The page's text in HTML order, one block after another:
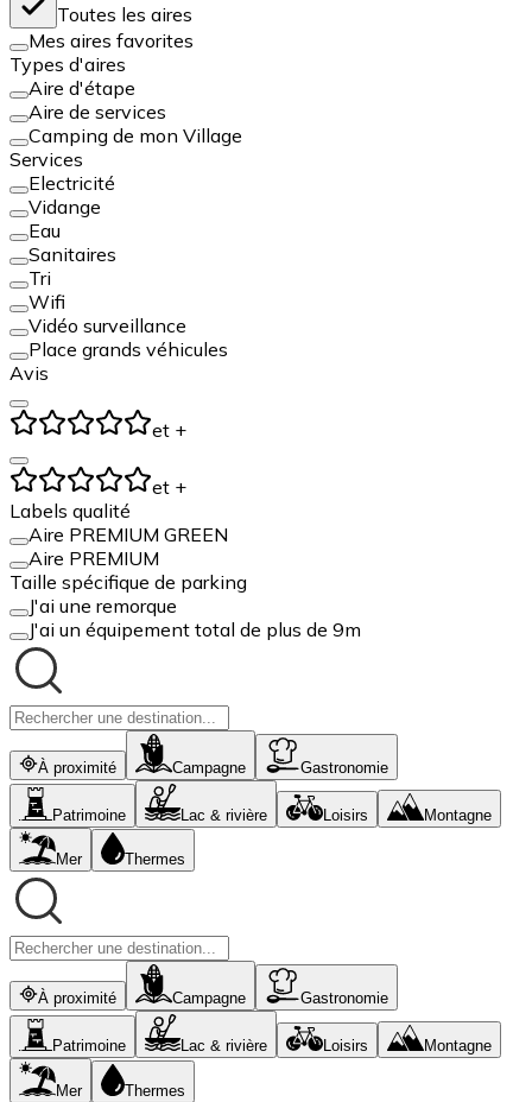
Toutes les aires
Mes aires favorites
Types d'aires
Aire d'étape
Aire de services
Camping de mon Village
Services
Electricité
Vidange
Eau
Sanitaires
Tri
Wifi
Vidéo surveillance
Place grands véhicules
Avis
et +
et +
Labels qualité
Aire PREMIUM GREEN
Aire PREMIUM
Taille spécifique de parking
J'ai une remorque
J'ai un équipement total de plus de 9m
À proximité Campagne Gastronomie
Patrimoine Lac & rivière Loisirs Montagne
Mer Thermes
À proximité Campagne Gastronomie
Patrimoine Lac & rivière Loisirs Montagne
Mer Thermes